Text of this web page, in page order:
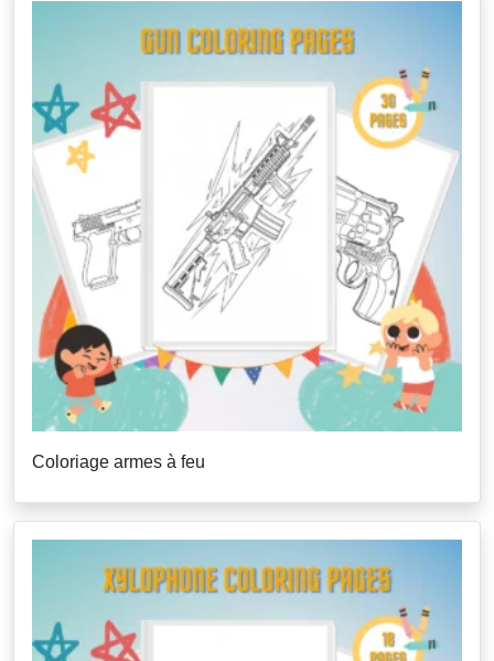
Coloriage armes à feu